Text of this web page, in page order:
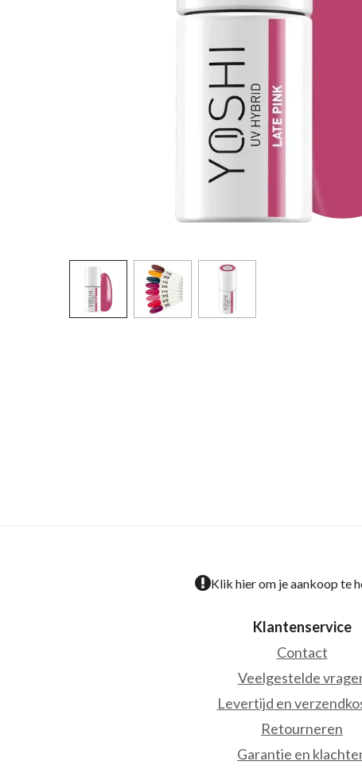
Klik hier om je aankoop te
Klantenservice
Contact
Veelgestelde
Levertijd en
Retourneren
Garantie en